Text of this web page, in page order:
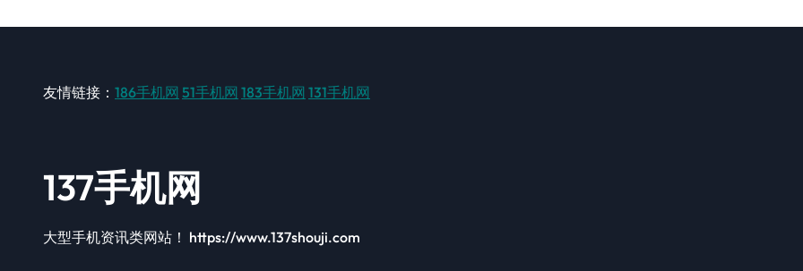
友情链接： 186手机网 51手机网 183手机网 131手机网
137手机网
大型手机资讯类网站！ https://www.137shouji.com